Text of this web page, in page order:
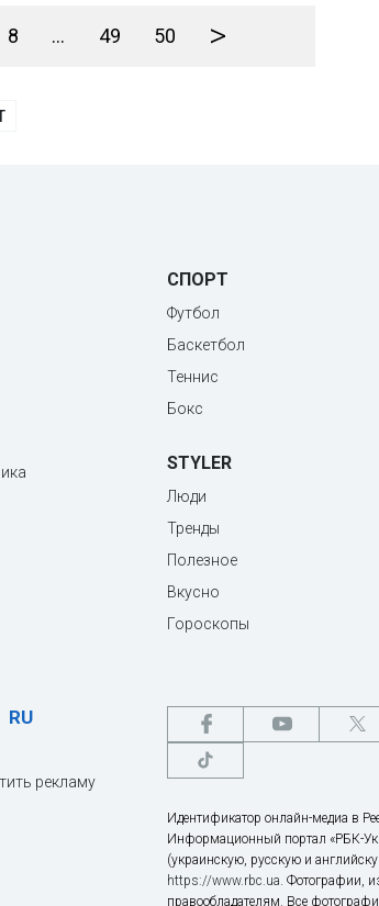
8 ... 49 50 >
СПОРТ
Футбол
Баскетбол
Теннис
Бокс
STYLER
Люди
Тренды
Полезное
Вкусно
Гороскопы
RU
рекламу
Идентификатор онлайн-медиа в
Информационный портал «РБК-
(украинскую, русскую и
https://www.rbc.ua. Фотографии,
правообладателям. Все